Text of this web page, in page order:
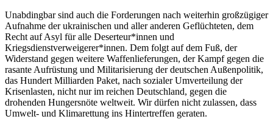
Unabdingbar sind auch die Forderungen nach weiterhin großzügiger
Aufnahme der ukrainischen und aller anderen Geflüchteten, dem
Recht auf Asyl für alle Deserteur*innen und
Kriegsdienstverweigerer*innen. Dem folgt auf dem Fuß, der
Widerstand gegen weitere Waffenlieferungen, der Kampf gegen die
rasante Aufrüstung und Militarisierung der deutschen Außenpolitik,
das Hundert Milliarden Paket, nach sozialer Umverteilung der
Krisenlasten, nicht nur im reichen Deutschland, gegen die
drohenden Hungersnöte weltweit. Wir dürfen nicht zulassen, dass
Umwelt- und Klimarettung ins Hintertreffen geraten.